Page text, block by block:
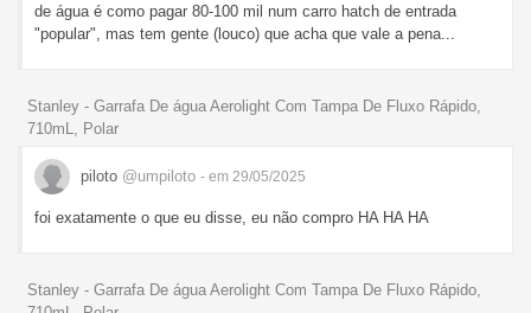
de água é como pagar 80-100 mil num carro hatch de entrada
"popular", mas tem gente (louco) que acha que vale a pena...
Stanley - Garrafa De água Aerolight Com Tampa De Fluxo Rápido,
710mL, Polar
piloto @umpiloto - em 29/05/2025
foi exatamente o que eu disse, eu não compro HA HA HA
Stanley - Garrafa De água Aerolight Com Tampa De Fluxo Rápido,